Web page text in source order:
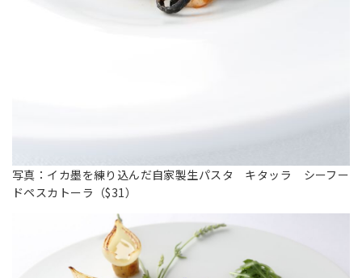
写真：イカ墨を練り込んだ自家製生パスタ キタッラ シーフー
ドペスカトーラ（$31）